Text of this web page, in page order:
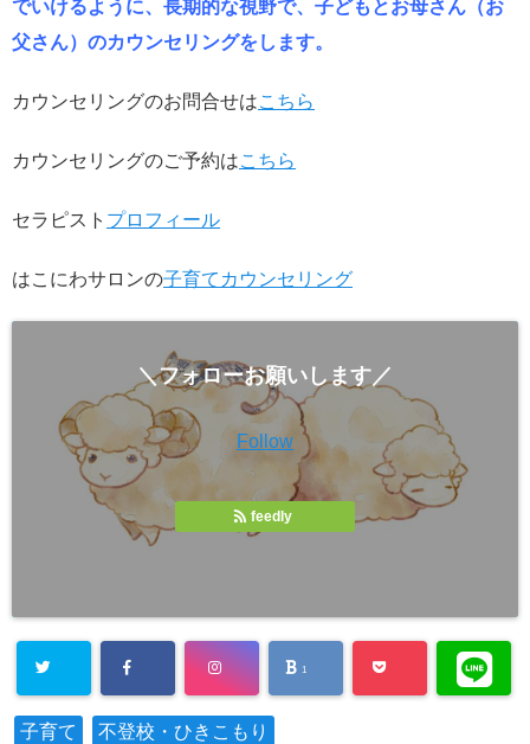
でいけるように、長期的な視野で、子どもとお母さん（お
父さん）のカウンセリングをします。
カウンセリングのお問合せはこちら
カウンセリングのご予約はこちら
セラピスト プロフィール
はこにわサロンの子育てカウンセリング
＼フォローお願いします／
Follow
feedly
1
子育て 不登校・ひきこもり